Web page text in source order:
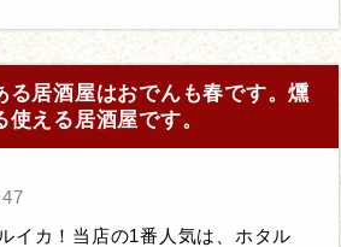
居酒屋はおでんも春です。燻
える居酒屋です。
イカ！当店の1番人気は、ホタル